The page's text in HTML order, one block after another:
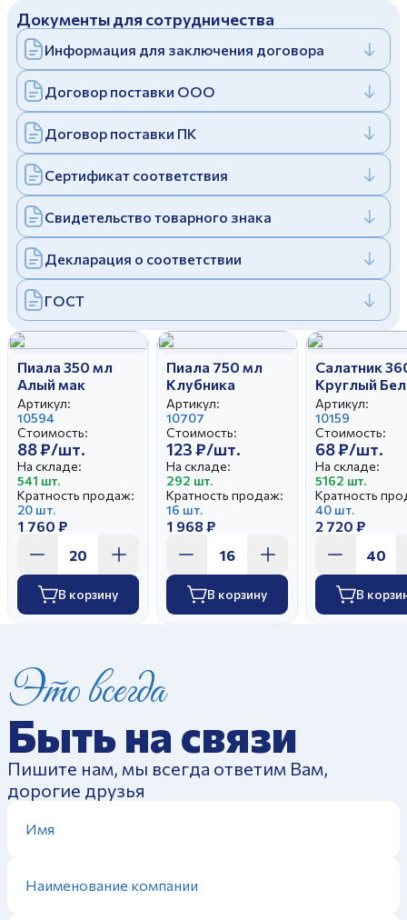
Отправить
Заполняя и отправляя форму, вы соглашаетесь
cполитикой конфиденциальности
Заполняя и отправляя форму, вы соглашаетесь
cполитикой конфиденциальности
Дулевский фарфоровый завод ©
Политика конфиденциальности
Документы для сотрудничества
Информация для заключения договора
Договор поставки ООО
Договор поставки ПК
Сертификат соответствия
Свидетельство товарного знака
Декларация о соответствии
ГОСТ
Пиала 350 мл
Алый мак
Артикул:
10594
Стоимость:
88 ₽/шт.
На складе:
541 шт.
Кратность продаж:
20 шт.
1 760 ₽
В корзину
Пиала 750 мл
Клубника
Артикул:
10707
Стоимость:
123 ₽/шт.
На складе:
292 шт.
Кратность продаж:
16 шт.
1 968 ₽
В корзину
Салатник
Круглый
Артикул:
10159
Стоимость:
68 ₽/шт.
На складе:
5162 шт.
Кратность
40 шт.
2 720 ₽
В
Это всегда
Быть на связи
Пишите нам, мы всегда ответим Вам,
дорогие друзья